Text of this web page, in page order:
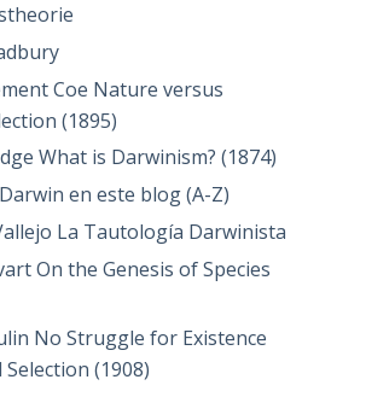
Coe Nature versus
(1895)
What is Darwinism? (1874)
en este blog (A-Z)
La Tautología Darwinista
On the Genesis of Species
No Struggle for Existence
(1908)